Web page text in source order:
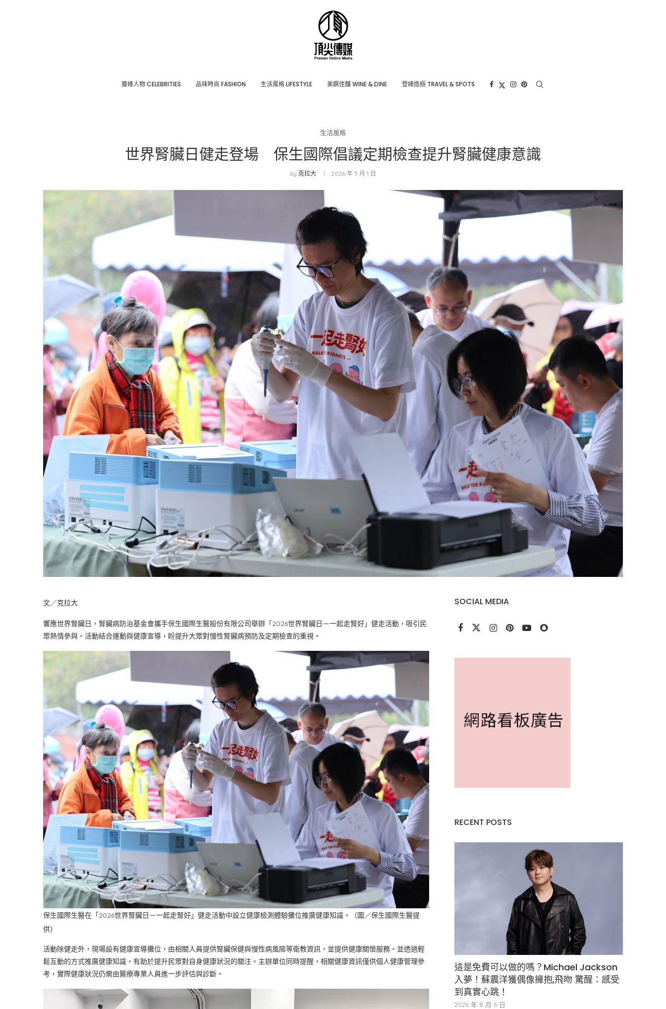
層峰⼈物 CELEBRITIES 品味時尚 FASHION ⽣活風格 LIFESTYLE 美饌佳釀 WINE & DINE 登峰造極 TRAVEL & SPOTS
生活風格
世界腎臟日健走登場 保生國際倡議定期檢查提升腎臟健康意識
by 克拉大 2026 年 5 月 1 日
文／克拉大
響應世界腎臟日，腎臟病防治基金會攜手保生國際生醫股份有限公司舉辦「2026世界腎臟日－一起走腎好」健走活動，吸引民
眾熱情參與。活動結合運動與健康宣導，盼提升大眾對慢性腎臟病預防及定期檢查的重視。
保生國際生醫在「2026世界腎臟日－一起走腎好」健走活動中設立健康檢測體驗攤位推廣健康知識。（圖／保生國際生醫提
供）
活動除健走外，現場設有健康宣導攤位，由相關人員提供腎臟保健與慢性病風險等衛教資訊，並提供健康關懷服務。並透過輕
鬆互動的方式推廣健康知識，有助於提升民眾對自身健康狀況的關注。主辦單位同時提醒，相關健康資訊僅供個人健康管理參
考，實際健康狀況仍需由醫療專業人員進一步評估與診斷。
SOCIAL MEDIA
RECENT POSTS
這是免費可以做的嗎？Michael Jackson
入夢！蘇震洋獲偶像擁抱,飛吻 驚醒：感受
到真實心跳！
2026 年 8 月 6 日